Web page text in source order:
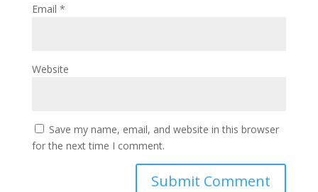
Email *
Website
Save my name, email, and website in this browser
for the next time I comment.